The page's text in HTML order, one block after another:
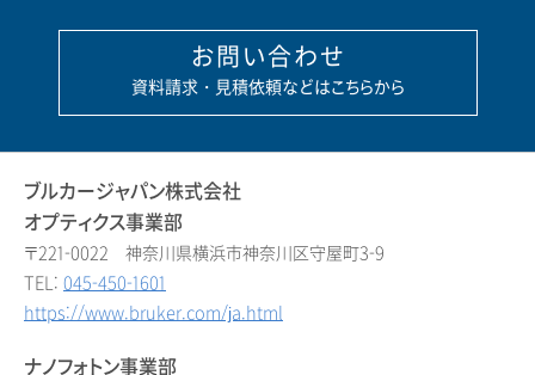
お問い合わせ
資料請求・見積依頼などはこちらから
ブルカージャパン株式会社
オプティクス事業部
〒221-0022 神奈川県横浜市神奈川区守屋町3-9
TEL: 045-450-1601
https://www.bruker.com/ja.html
ナノフォトン事業部